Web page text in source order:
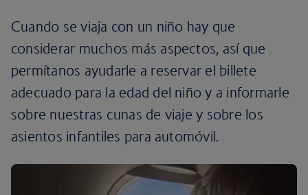
Cuando se viaja con un niño hay que
considerar muchos más aspectos, así que
permítanos ayudarle a reservar el billete
adecuado para la edad del niño y a informarle
sobre nuestras cunas de viaje y sobre los
asientos infantiles para automóvil.